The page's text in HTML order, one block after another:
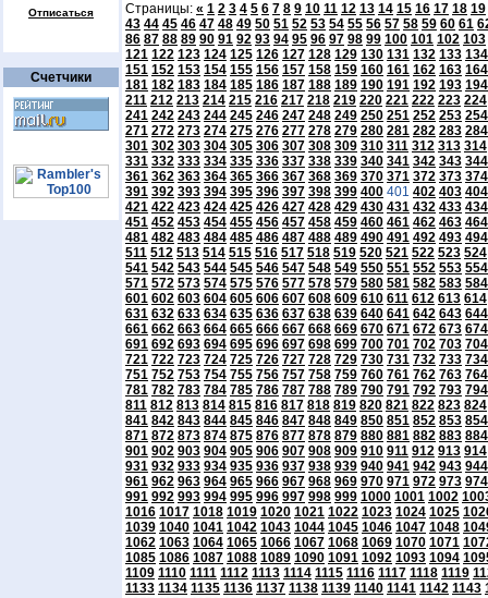
Отписаться
Счетчики
Страницы: « 1 2 3 4 5 6 7 8 9 10 11 12 13 14 15 16 17 18 19
43 44 45 46 47 48 49 50 51 52 53 54 55 56 57 58 59 60 61
86 87 88 89 90 91 92 93 94 95 96 97 98 99 100 101 102 103
121 122 123 124 125 126 127 128 129 130 131 132 133 134
151 152 153 154 155 156 157 158 159 160 161 162 163 164
181 182 183 184 185 186 187 188 189 190 191 192 193 194
211 212 213 214 215 216 217 218 219 220 221 222 223 224
241 242 243 244 245 246 247 248 249 250 251 252 253 254
271 272 273 274 275 276 277 278 279 280 281 282 283 284
301 302 303 304 305 306 307 308 309 310 311 312 313 314
331 332 333 334 335 336 337 338 339 340 341 342 343 344
361 362 363 364 365 366 367 368 369 370 371 372 373 374
391 392 393 394 395 396 397 398 399 400 401 402 403 404
421 422 423 424 425 426 427 428 429 430 431 432 433 434
451 452 453 454 455 456 457 458 459 460 461 462 463 464
481 482 483 484 485 486 487 488 489 490 491 492 493 494
511 512 513 514 515 516 517 518 519 520 521 522 523 524
541 542 543 544 545 546 547 548 549 550 551 552 553 554
571 572 573 574 575 576 577 578 579 580 581 582 583 584
601 602 603 604 605 606 607 608 609 610 611 612 613 614
631 632 633 634 635 636 637 638 639 640 641 642 643 644
661 662 663 664 665 666 667 668 669 670 671 672 673 674
691 692 693 694 695 696 697 698 699 700 701 702 703 704
721 722 723 724 725 726 727 728 729 730 731 732 733 734
751 752 753 754 755 756 757 758 759 760 761 762 763 764
781 782 783 784 785 786 787 788 789 790 791 792 793 794
811 812 813 814 815 816 817 818 819 820 821 822 823 824
841 842 843 844 845 846 847 848 849 850 851 852 853 854
871 872 873 874 875 876 877 878 879 880 881 882 883 884
901 902 903 904 905 906 907 908 909 910 911 912 913 914
931 932 933 934 935 936 937 938 939 940 941 942 943 944
961 962 963 964 965 966 967 968 969 970 971 972 973 974
991 992 993 994 995 996 997 998 999 1000 1001 1002
1016 1017 1018 1019 1020 1021 1022 1023 1024 1025
1039 1040 1041 1042 1043 1044 1045 1046 1047 1048
1062 1063 1064 1065 1066 1067 1068 1069 1070 1071
1085 1086 1087 1088 1089 1090 1091 1092 1093 1094
1109 1110 1111 1112 1113 1114 1115 1116 1117 1118 1119
1133 1134 1135 1136 1137 1138 1139 1140 1141 1142 1143